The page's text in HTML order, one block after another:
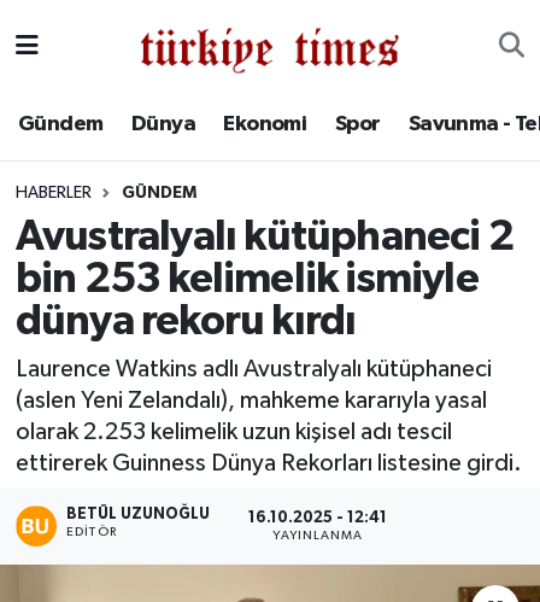
Gündem Dünya Ekonomi Spor Savunma -
HABERLER GÜNDEM
Avustralyalı kütüphaneci 2
bin 253 kelimelik ismiyle
dünya rekoru kırdı
Laurence Watkins adlı Avustralyalı kütüphaneci
(aslen Yeni Zelandalı), mahkeme kararıyla yasal
olarak 2.253 kelimelik uzun kişisel adı tescil
ettirerek Guinness Dünya Rekorları listesine girdi.
BETÜL UZUNOĞLU
EDITÖR
16.10.2025 - 12:41
YAYINLANMA
Spor
Savunma - Teknoloji
Kültür - Sanat
Yaşam
Tüm Manşetler
Son Dakika Haberleri
Haber Arşivi